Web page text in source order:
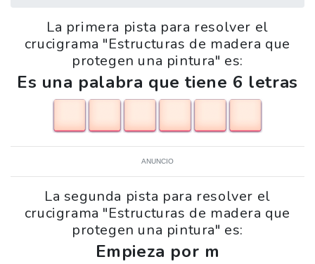
La primera pista para resolver el
crucigrama "Estructuras de madera que
protegen una pintura" es:
Es una palabra que tiene 6 letras
ANUNCIO
La segunda pista para resolver el
crucigrama "Estructuras de madera que
protegen una pintura" es:
Empieza por m